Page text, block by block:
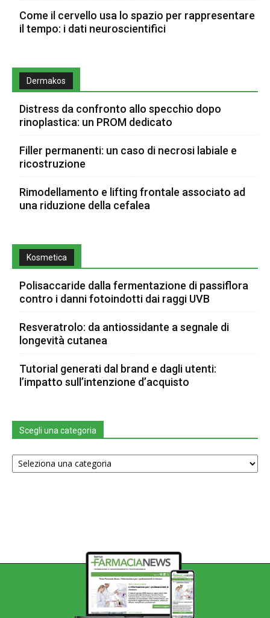
Come il cervello usa lo spazio per rappresentare
il tempo: i dati neuroscientifici
Dermakos
Distress da confronto allo specchio dopo
rinoplastica: un PROM dedicato
Filler permanenti: un caso di necrosi labiale e
ricostruzione
Rimodellamento e lifting frontale associato ad
una riduzione della cefalea
Kosmetica
Polisaccaride dalla fermentazione di passiflora
contro i danni fotoindotti dai raggi UVB
Resveratrolo: da antiossidante a segnale di
longevità cutanea
Tutorial generati dal brand e dagli utenti:
l’impatto sull’intenzione d’acquisto
Scegli una categoria
Scegli
una